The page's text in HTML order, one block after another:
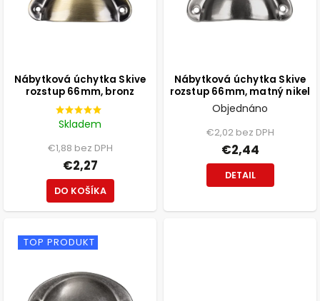
Nábytková úchytka Skive
rozstup 66mm, bronz
Skladem
€1,88 bez DPH
€2,27
DO KOŠÍKA
Nábytková úchytka Skive
rozstup 66mm, matný nikel
Objednáno
€2,02 bez DPH
€2,44
DETAIL
TOP PRODUKT